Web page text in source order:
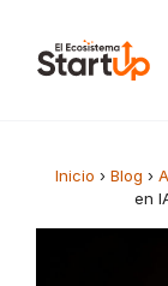
Inicio › Blog ›
en